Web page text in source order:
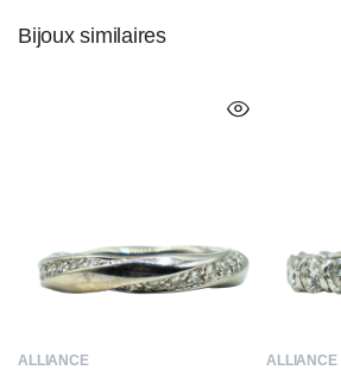
Bijoux similaires
ALLIANCE ALLIANCE